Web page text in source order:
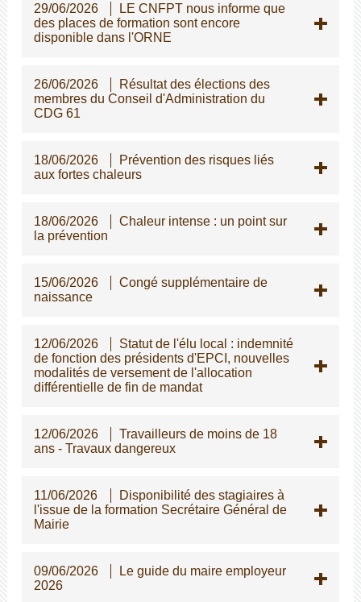
29/06/2026
LE CNFPT nous informe que
des places de formation sont encore
disponible dans l'ORNE
26/06/2026
Résultat des élections des
membres du Conseil d'Administration du
CDG 61
18/06/2026
Prévention des risques liés
aux fortes chaleurs
18/06/2026
Chaleur intense : un point sur
la prévention
15/06/2026
Congé supplémentaire de
naissance
12/06/2026
Statut de l'élu local : indemnité
de fonction des présidents d'EPCI, nouvelles
modalités de versement de l'allocation
différentielle de fin de mandat
12/06/2026
Travailleurs de moins de 18
ans - Travaux dangereux
11/06/2026
Disponibilité des stagiaires à
l'issue de la formation Secrétaire Général de
Mairie
09/06/2026
Le guide du maire employeur
2026